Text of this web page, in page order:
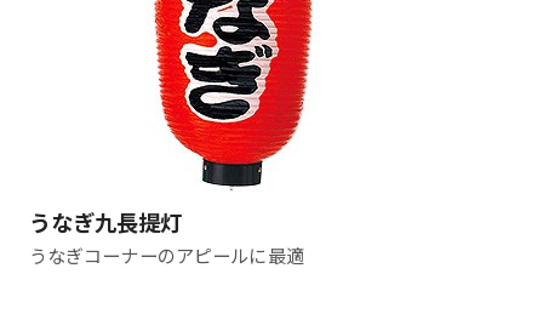
うなぎ九長提灯
うなぎコーナーのアピールに最適